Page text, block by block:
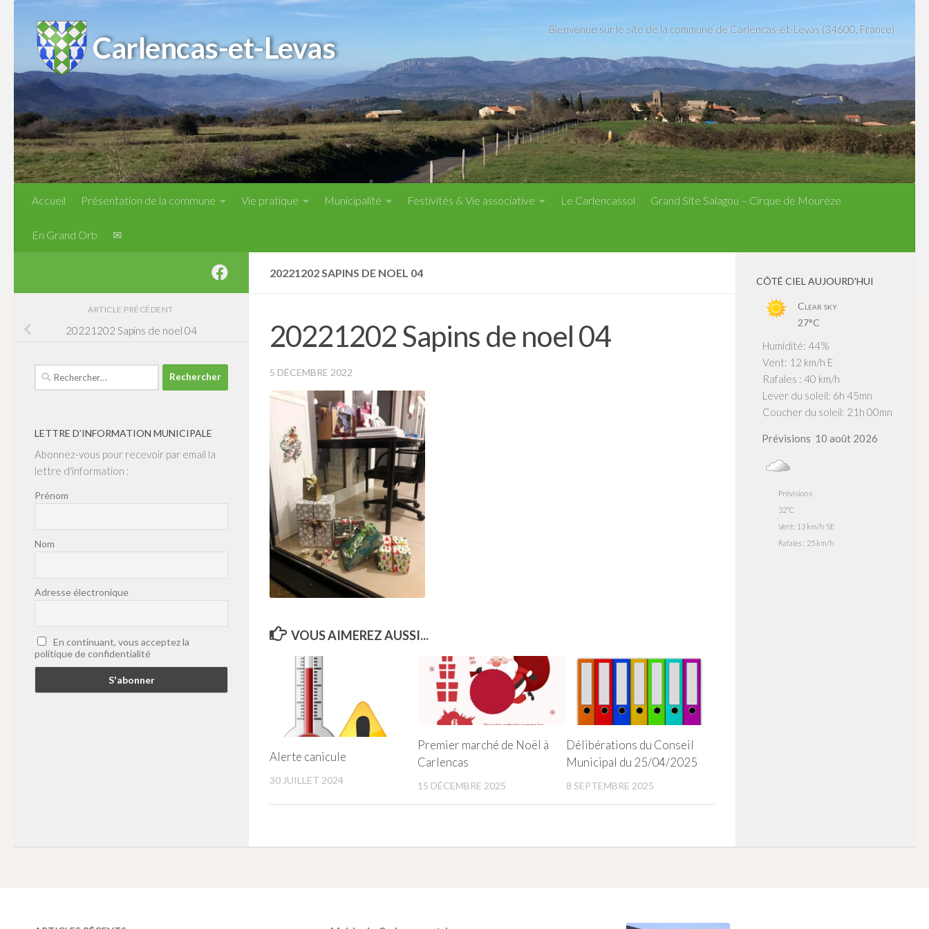
Skip to content
Carlencas-et-Levas
Bienvenue sur le site de la commune de Carlencas-et-Levas (34600, France)
Accueil Présentation de la commune Vie pratique Municipalité Festivités & Vie associative Le Carlencassol Grand Site Salagou – Cirque de Mourèze
En Grand Orb ✉
20221202 SAPINS DE NOEL 04
20221202 Sapins de noel 04
5 DÉCEMBRE 2022
VOUS AIMEREZ AUSSI...
Alerte canicule
30 JUILLET 2024
Premier marché de Noël à
Carlencas
15 DÉCEMBRE 2025
Délibérations du Conseil
Municipal du 25/04/2025
8 SEPTEMBRE 2025
ARTICLE PRÉCÉDENT
20221202 Sapins de noel 04
Rechercher :
LETTRE D’INFORMATION MUNICIPALE
Abonnez-vous pour recevoir par email la
lettre d'information :
Prénom
Nom
Adresse électronique
En continuant, vous acceptez la
politique de confidentialité
CÔTÉ CIEL AUJOURD'HUI
Clear sky
27°C
Humidité: 44%
Vent: 12 km/h E
Rafales : 40 km/h
Lever du soleil: 6h 45mn
Coucher du soleil: 21h 00mn
Prévisions 10 août 2026
Prévisions
32°C
Vent: 13 km/h SE
Rafales : 25 km/h